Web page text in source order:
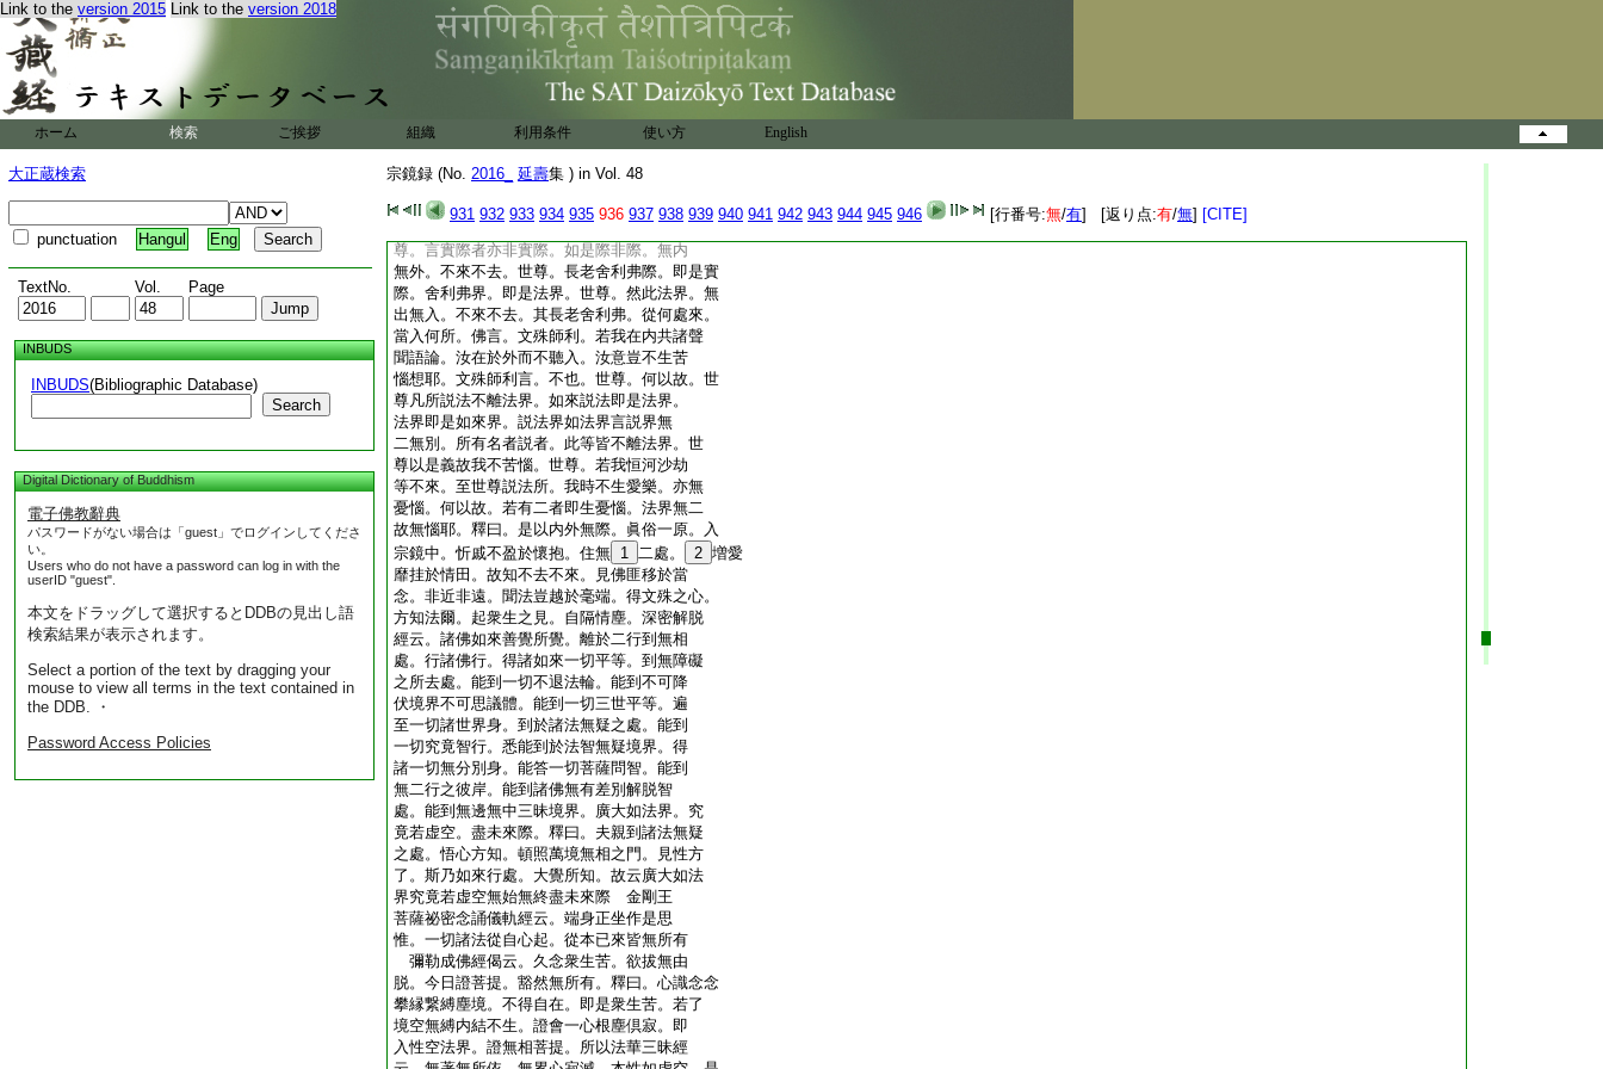
Link to the version 2015 Link to the version 2018
ホーム 検索 ご挨拶 組織 利用条件 使い方 English
大正蔵検索
punctuation Hangul Eng
TextNo. Vol. Page
INBUDS
INBUDS(Bibliographic Database)
Search
Digital Dictionary of Buddhism
電子佛教辭典
パスワードがない場合は「guest」でログインしてくださ
い。
Users who do not have a password can log in with the
userID "guest".
本文をドラッグして選択するとDDBの見出し語
検索結果が表示されます。
Select a portion of the text by dragging your
mouse to view all terms in the text contained in
the DDB. ・
Password Access Policies
宗鏡録 (No. 2016_ 延壽集 ) in Vol. 48
931 932 933 934 935 936 937 938 939 940 941 942 943 944 945 946 [行番号:無/有] [返り点:有/無] [CITE]
所見。更無有異。世人但信夢境是虚。例執晝
境是實。是以大覺垂愍。説況比知。將所信之
虚。破所信之實。令所信之實。同所信之虚。頓
悟法空。皆入宗鏡。入法界體性經云。爾時長
老舍利弗。從自住處出。往詣文殊師利童子
住處。到已不見文殊師利。即詣佛所到已。在
佛別門外邊而住。爾時世尊。告文殊師利童
子言。文殊師利。是舍利弗比丘。今
爲欲聽法。汝令使入。文殊師利言。世尊。若彼
舍利弗際若法界際。世尊。此二際豈有在内
尊。言實際者亦非實際。如是際非際。無内
無外。不來不去。世尊。長老舍利弗際。即是實
際。舍利弗界。即是法界。世尊。然此法界。無
出無入。不來不去。其長老舍利弗。從何處來。
當入何所。佛言。文殊師利。若我在内共諸聲
聞語論。汝在於外而不聽入。汝意豈不生苦
惱想耶。文殊師利言。不也。世尊。何以故。世
尊凡所説法不離法界。如來説法即是法界。
法界即是如來界。説法界如法界言説界無
二無別。所有名者説者。此等皆不離法界。世
尊以是義故我不苦惱。世尊。若我恒河沙劫
等不來。至世尊説法所。我時不生愛樂。亦無
憂惱。何以故。若有二者即生憂惱。法界無二
故無惱耶。釋曰。是以内外無際。眞俗一原。入
宗鏡中。忻戚不盈於懷抱。住無 1 二處。 2 増愛
靡挂於情田。故知不去不來。見佛匪移於當
念。非近非遠。聞法豈越於毫端。得文殊之心。
方知法爾。起衆生之見。自隔情塵。深密解脱
經云。諸佛如來善覺所覺。離於二行到無相
處。行諸佛行。得諸如來一切平等。到無障礙
之所去處。能到一切不退法輪。能到不可降
伏境界不可思議體。能到一切三世平等。遍
至一切諸世界身。到於諸法無疑之處。能到
一切究竟智行。悉能到於法智無疑境界。得
諸一切無分別身。能答一切菩薩問智。能到
無二行之彼岸。能到諸佛無有差別解脱智
處。能到無邊無中三昧境界。廣大如法界。究
竟若虚空。盡未來際。釋曰。夫親到諸法無疑
之處。悟心方知。頓照萬境無相之門。見性方
了。斯乃如來行處。大覺所知。故云廣大如法
界究竟若虚空無始無終盡未來際 金剛王
菩薩祕密念誦儀軌經云。端身正坐作是思
惟。一切諸法從自心起。從本已來皆無所有
彌勒成佛經偈云。久念衆生苦。欲拔無由
脱。今日證菩提。豁然無所有。釋曰。心識念念
攀縁繋縛塵境。不得自在。即是衆生苦。若了
境空無縛内結不生。證會一心根塵倶寂。即
入性空法界。證無相菩提。所以法華三昧經